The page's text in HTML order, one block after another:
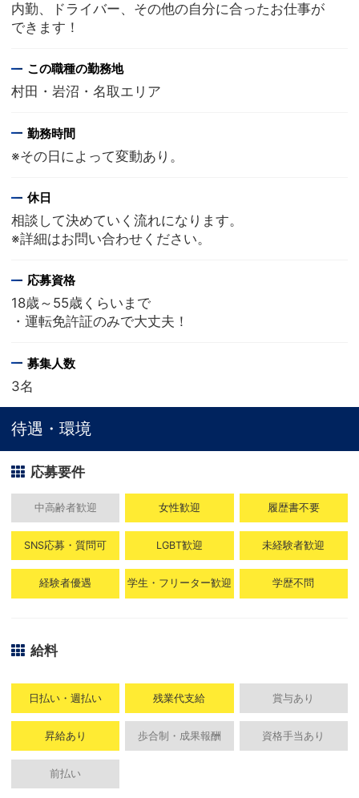
内勤、ドライバー、その他の自分に合ったお仕事が
できます！
この職種の勤務地
村田・岩沼・名取エリア
勤務時間
※その日によって変動あり。
休日
相談して決めていく流れになります。
※詳細はお問い合わせください。
応募資格
18歳～55歳くらいまで
・運転免許証のみで大丈夫！
募集人数
3名
待遇・環境
応募要件
中高齢者歓迎 女性歓迎 履歴書不要
SNS応募・質問可 LGBT歓迎 未経験者歓迎
経験者優遇 学生・フリーター歓迎 学歴不問
給料
日払い・週払い 残業代支給 賞与あり
昇給あり 歩合制・成果報酬 資格手当あり
前払い